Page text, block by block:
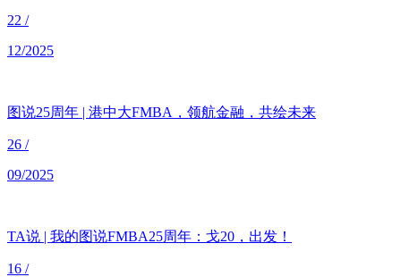
22 /
12/2025
图说25周年 | 港中大FMBA，领航金融，共绘未来
26 /
09/2025
TA说 | 我的图说FMBA25周年：戈20，出发！
16 /